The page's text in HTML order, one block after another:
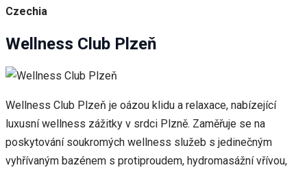
Czechia
Wellness Club Plzeň
Wellness Club Plzeň je oázou klidu a relaxace, nabízející
luxusní wellness zážitky v srdci Plzně. Zaměřuje se na
poskytování soukromých wellness služeb s jedinečným
vyhřívaným bazénem s protiproudem, hydromasážní vřívou,